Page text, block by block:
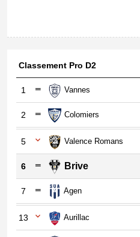
Classement Pro D2
1 Vannes
2 Colomiers
5 Valence Romans
6 Brive
7 Agen
13 Aurillac